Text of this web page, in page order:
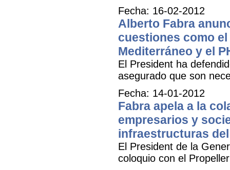
Fecha: 16-02-2012
Alberto Fabra
cuestiones como
Mediterráneo y el
El President ha
asegurado que son
Fecha: 14-01-2012
Fabra apela a la
empresarios y
infraestructuras
El President de la
coloquio con el